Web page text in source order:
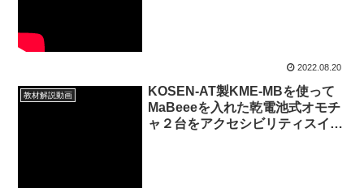
2022.08.20
教材解説動画
KOSEN-AT製KME-MBを使って
MaBeeeを入れた乾電池式オモチ
ャ２台をアクセシビリティスイッ